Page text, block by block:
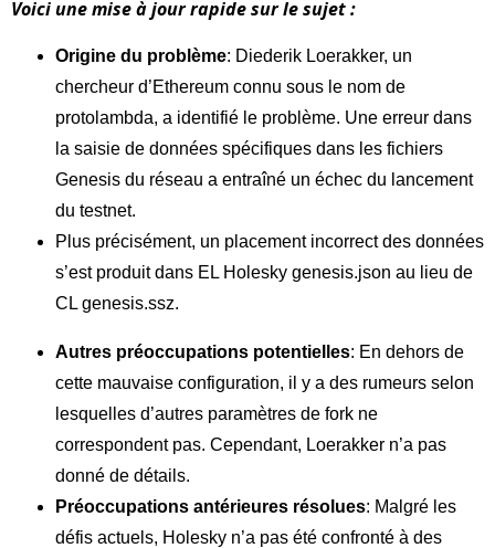
Voici une mise à jour rapide sur le sujet :
Origine du problème: Diederik Loerakker, un
chercheur d’Ethereum connu sous le nom de
protolambda, a identifié le problème. Une erreur dans
la saisie de données spécifiques dans les fichiers
Genesis du réseau a entraîné un échec du lancement
du testnet.
Plus précisément, un placement incorrect des données
s’est produit dans EL Holesky genesis.json au lieu de
CL genesis.ssz.
Autres préoccupations potentielles: En dehors de
cette mauvaise configuration, il y a des rumeurs selon
lesquelles d’autres paramètres de fork ne
correspondent pas. Cependant, Loerakker n’a pas
donné de détails.
Préoccupations antérieures résolues: Malgré les
défis actuels, Holesky n’a pas été confronté à des